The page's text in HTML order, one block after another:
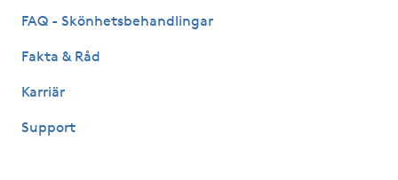
Katun fransar
Keratinbehandling
FAQ - Skönhetsbehandlingar
Fakta & Råd
Karriär
Support